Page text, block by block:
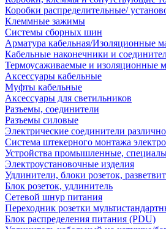
Коробки распределительные/
Клеммные зажимы
Системы сборных шин
Арматура кабельная/Изоляционные
Кабельные наконечники и
Термоусаживаемые и изоляционные
Аксессуары кабельные
Муфты кабельные
Аксессуары для светильников
Разъемы, соединители
Разъемы силовые
Электрические соединители
Система штекерного монтажа
Устройства промышленные,
Электроустановочные изделия
Удлинители, блоки розеток,
Блок розеток, удлинитель
Сетевой шнур питания
Переходник розетки
Блок распределения питания (PDU)